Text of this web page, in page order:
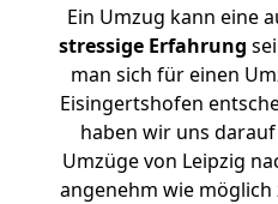
Ein Umzug kann eine
stressige Erfahrung
man sich für einen
Eisingertshofen
haben wir uns
Umzüge von Leipzig
angenehm wie möglich